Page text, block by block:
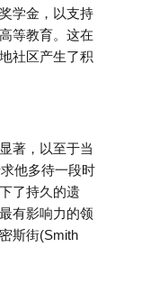
学金，以支持
等教育。这在
社区产生了积
著，以至于当
他多待一段时
了持久的遗
有影响力的领
斯街(Smith